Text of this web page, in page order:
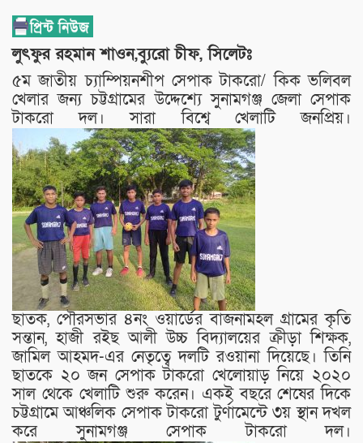
লুৎফুর রহমান শাওন,ব্যুরো চীফ, সিলেটঃ
৫ম জাতীয় চ্যাম্পিয়নশীপ সেপাক টাকরো/ কিক ভলিবল
খেলার জন্য চট্টগ্রামের উদ্দেশ্যে সুনামগঞ্জ জেলা সেপাক
টাকরো দল। সারা বিশ্বে খেলাটি জনপ্রিয়।
ছাতক, পৌরসভার ৪নং ওয়ার্ডের বাজনামহল গ্রামের কৃতি
সন্তান, হাজী রইছ আলী উচ্চ বিদ্যালয়ের ক্রীড়া শিক্ষক,
জামিল আহমদ-এর নেতৃত্বে দলটি রওয়ানা দিয়েছে। তিনি
ছাতকে ২০ জন সেপাক টাকরো খেলোয়াড় নিয়ে ২০২০
সাল থেকে খেলাটি শুরু করেন। একই বছরে শেষের দিকে
চট্টগ্রামে আঞ্চলিক সেপাক টাকরো টুর্ণামেন্টে ৩য় স্থান দখল
করে সুনামগঞ্জ সেপাক টাকরো দল।